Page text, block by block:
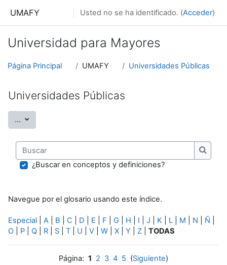
UMAFY Usted no se ha identificado. (Acceder)
Universidad para Mayores
Página Principal UMAFY Universidades Públicas
Universidades Públicas
... Exportar entradas
Buscar
Buscar
¿Buscar en conceptos y definiciones?
Navegue por el glosario usando este índice.
Especial A B C D E F G H I J K L M N Ñ
O
P Q R S T U V W X Y Z TODAS
Página: 1 2 3 4 5 (Siguiente)